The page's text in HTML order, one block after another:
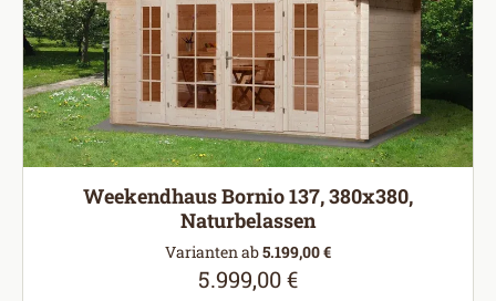
Weekendhaus Bornio 137, 380x380,
Naturbelassen
Varianten ab5.199,00 €
Regulärer Preis:
5.999,00 €